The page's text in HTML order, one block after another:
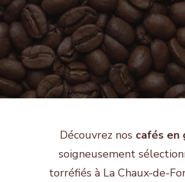
Découvrez nos cafés en
soigneusement
torréfiés à La Chaux-de-